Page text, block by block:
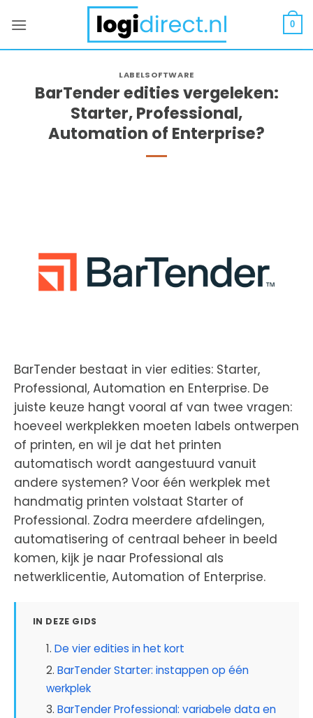
naar
0
LABELSOFTWARE
BarTender edities vergeleken:
Starter, Professional,
Automation of Enterprise?
BarTender bestaat in vier edities: Starter,
Professional, Automation en Enterprise. De
juiste keuze hangt vooral af van twee vragen:
hoeveel werkplekken moeten labels ontwerpen
of printen, en wil je dat het printen
automatisch wordt aangestuurd vanuit
andere systemen? Voor één werkplek met
handmatig printen volstaat Starter of
Professional. Zodra meerdere afdelingen,
automatisering of centraal beheer in beeld
komen, kijk je naar Professional als
netwerklicentie, Automation of Enterprise.
IN DEZE GIDS
De vier edities in het kort
BarTender Starter: instappen op één
werkplek
BarTender Professional: variabele data en